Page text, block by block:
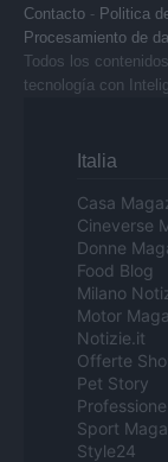
Contacto - Politica
Procesamiento de
Todos los
tecnología con
Italia
Casa
Cineverse
Donne
Food Blog
Milano
Motor
Notizie.it
Offerte
Pet Story
Sport
Style24